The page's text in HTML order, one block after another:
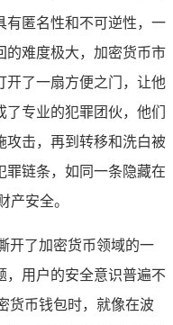
有匿名性和不可逆性，一
的难度极大，加密货币市
开了一扇方便之门，让他
专业的犯罪团伙，他们
攻击，再到转移和洗白被
罪链条，如同一条隐藏在
产安全。
开了加密货币领域的一
，用户的安全意识普遍不
货币钱包时，就像在波